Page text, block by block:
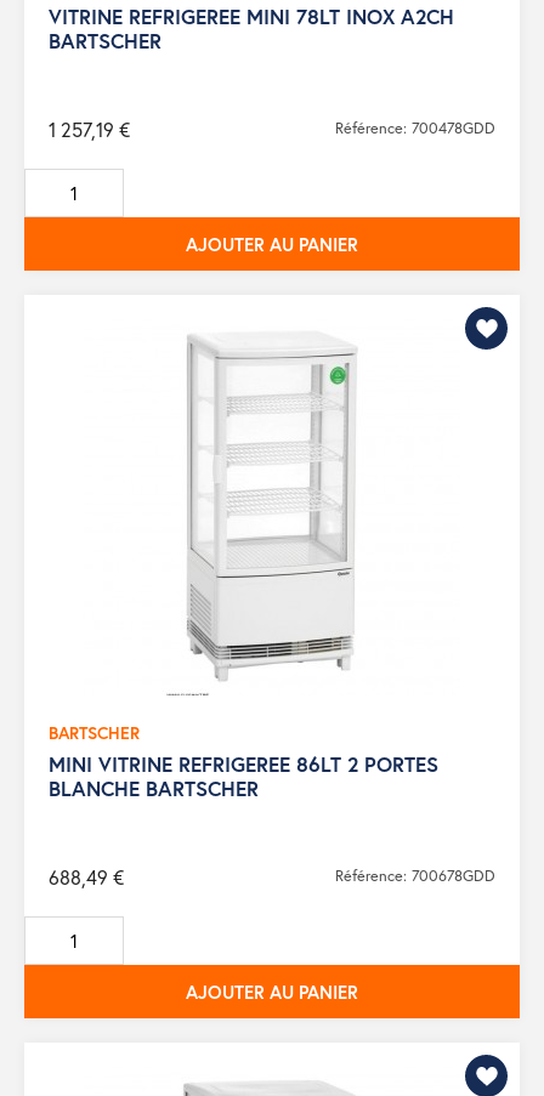
VITRINE REFRIGEREE MINI 78LT INOX A2CH
BARTSCHER
1 257,19 € Référence: 700478GDD
AJOUTER AU PANIER
BARTSCHER
MINI VITRINE REFRIGEREE 86LT 2 PORTES
BLANCHE BARTSCHER
688,49 € Référence: 700678GDD
AJOUTER AU PANIER